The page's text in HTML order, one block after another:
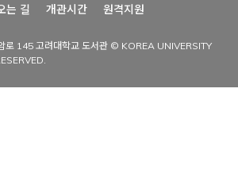
는 길 개관시간 원격지원
로 145 고려대학교 도서관 © KOREA UNIVERSITY